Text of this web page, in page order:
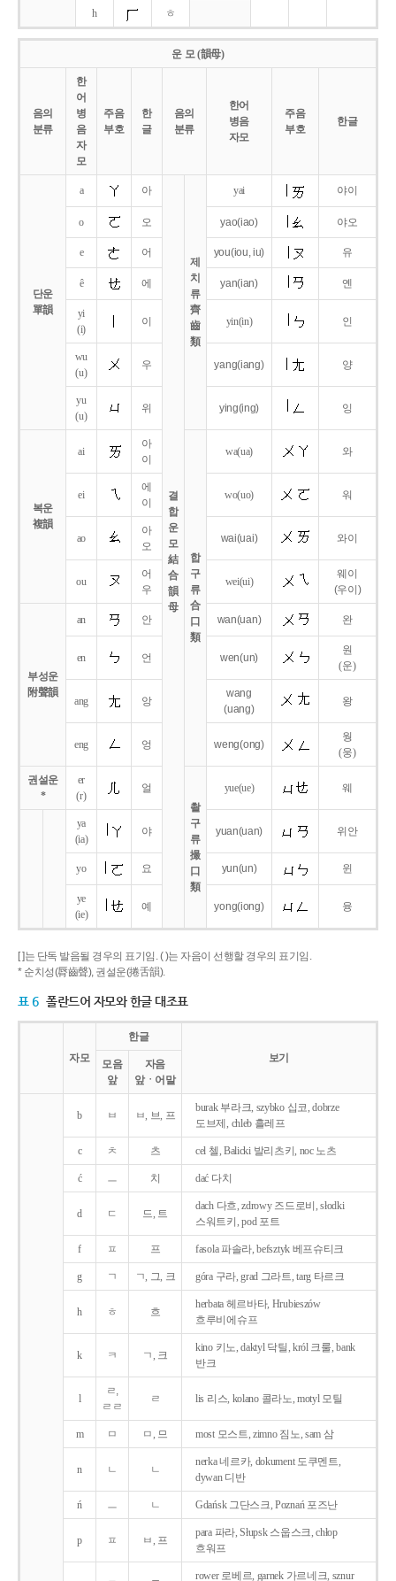
h ㅎ
운 모 (韻母)
음의
분류
한
어
병
음
자
모
주음
부호
한
글
음의
분류
한어
병음
자모
주음
부호
한글
단운
單韻
a 아
결
합
운
모
結
合
韻
母
제
치
류
齊
齒
類
yai 야이
o 오 yao(iao) 야오
e 어 you(iou,iu) 유
ê 에 yan(ian) 옌
yi
(i)
이 yin(in) 인
wu
(u)
우 yang(iang) 양
yu
(u)
위 ying(ing) 잉
복운
複韻
ai
아
이
합
구
류
合
口
類
wa(ua) 와
ei
에
이
wo(uo) 워
ao
아
오
wai(uai) 와이
ou
어
우
wei(ui)
웨이
(우이)
부성운
附聲韻
an 안 wan(uan) 완
en 언 wen(un)
원
(운)
ang 앙
wang
(uang)
왕
eng 엉 weng(ong)
웡
(웅)
권설운
*
er
(r)
얼
촬
구
류
撮
口
類
yue(ue) 웨
ya
(ia)
야 yuan(uan) 위안
yo 요 yun(un) 윈
ye
(ie)
예 yong(iong) 융
[ ]는 단독 발음될 경우의 표기임. ( )는 자음이 선행할 경우의 표기임.
* 순치성(脣齒聲), 권설운(捲舌韻).
표 6 폴란드어 자모와 한글 대조표
자모
한글
보기
모음
앞
자음
앞ㆍ어말
b ㅂ ㅂ, 브, 프
burak 부라크, szybko 십코, dobrze
도브제, chleb 흘레프
c ㅊ 츠 cel 첼, Balicki 발리츠키, noc 노츠
ć ㅡ 치 dać 다치
d ㄷ 드, 트
dach 다흐, zdrowy 즈드로비, słodki
스워트키, pod 포트
f ㅍ 프 fasola 파솔라, befsztyk 베프슈티크
g ㄱ ㄱ, 그, 크 góra 구라, grad 그라트, targ 타르크
h ㅎ 흐
herbata 헤르바타, Hrubieszów
흐루비에슈프
k ㅋ ㄱ, 크
kino 키노, daktyl 닥틸, król 크룰, bank
반크
l
ㄹ,
ㄹㄹ
ㄹ lis 리스, kolano 콜라노, motyl 모틸
m ㅁ ㅁ, 므 most 모스트, zimno 짐노, sam 삼
n ㄴ ㄴ
nerka 네르카, dokument 도쿠멘트,
dywan 디반
ń ㅡ ㄴ Gdańsk 그단스크, Poznań 포즈난
p ㅍ ㅂ, 프
para 파라, Słupsk 스웁스크, chłop
흐워프
rower 로베르, garnek 가르네크, sznur